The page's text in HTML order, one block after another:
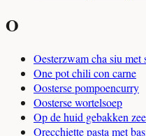
O
Oesterzwam cha siu met
One pot chili con carne
Oosterse pompoencurry
Oosterse wortelsoep
Op de huid gebakken
Orecchiette pasta met